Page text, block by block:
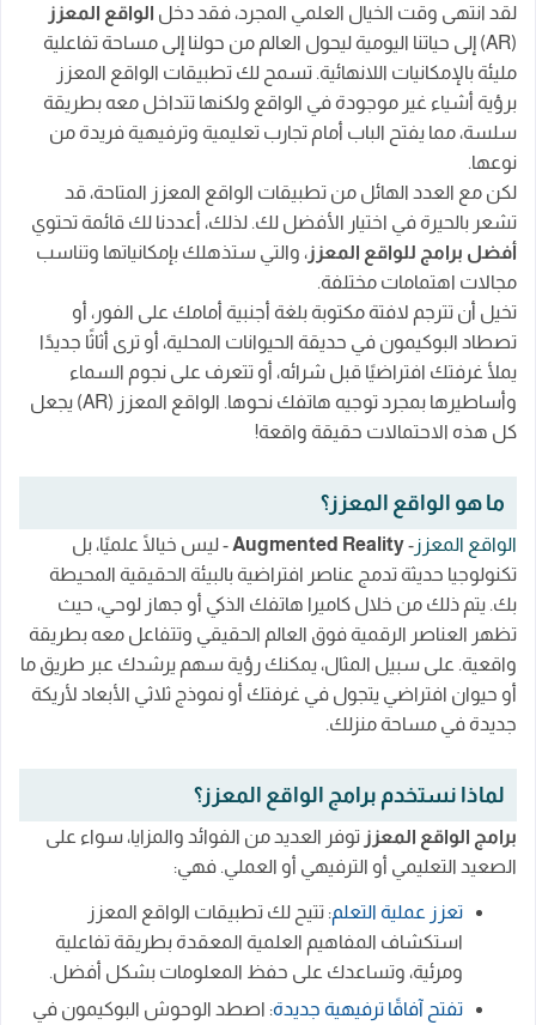
أفضل 5 تطبيقات للواقع المعزز: ابدأ رحلة تفاعلية مذهلة
1. تطبيق Google Translate: اقرأ العالم بلغتك
2. تطبيق Pokémon Go: أفضل برنامج للواقع المعزز
3. برنامج Houzz: صمم بيت أحلامك بكل سهولة
4. تطبيق Sky Map: اكتشف أسرار السماء ليلاً
5. تطبيق Snapchat: اضحك وعبّر عن نفسك بطريقة
مميزة
كيف تختار تطبيق الواقع المعزز المناسب لك؟
مستقبل الواقع المعزز: آفاق واسعة ومليئة بالإثارة
الأسئلة الشائعة عن برامج وتطبيقات الواقع المعزز
الخاتمة
لقد انتهى وقت الخيال العلمي المجرد، فقد دخل الواقع المعزز
(AR) إلى حياتنا اليومية ليحول العالم من حولنا إلى مساحة تفاعلية
مليئة بالإمكانيات اللانهائية. تسمح لك تطبيقات الواقع المعزز
برؤية أشياء غير موجودة في الواقع ولكنها تتداخل معه بطريقة
سلسة، مما يفتح الباب أمام تجارب تعليمية وترفيهية فريدة من
نوعها.
لكن مع العدد الهائل من تطبيقات الواقع المعزز المتاحة، قد
تشعر بالحيرة في اختيار الأفضل لك. لذلك، أعددنا لك قائمة تحتوي
أفضل برامج للواقع المعزز، والتي ستذهلك بإمكانياتها وتناسب
مجالات اهتمامات مختلفة.
تخيل أن تترجم لافتة مكتوبة بلغة أجنبية أمامك على الفور، أو
تصطاد البوكيمون في حديقة الحيوانات المحلية، أو ترى أثاثًا جديدًا
يملأ غرفتك افتراضيًا قبل شرائه، أو تتعرف على نجوم السماء
وأساطيرها بمجرد توجيه هاتفك نحوها. الواقع المعزز (AR) يجعل
كل هذه الاحتمالات حقيقة واقعة!
ما هو الواقع المعزز؟
الواقع المعزز -
Augmented Reality - ليس خيالًا علميًا، بل
تكنولوجيا حديثة تدمج عناصر افتراضية بالبيئة الحقيقية المحيطة
بك. يتم ذلك من خلال كاميرا هاتفك الذكي أو جهاز لوحي، حيث
تظهر العناصر الرقمية فوق العالم الحقيقي وتتفاعل معه بطريقة
واقعية. على سبيل المثال، يمكنك رؤية سهم يرشدك عبر طريق ما
أو حيوان افتراضي يتجول في غرفتك أو نموذج ثلاثي الأبعاد لأريكة
جديدة في مساحة منزلك.
لماذا نستخدم برامج الواقع المعزز؟
برامج الواقع المعزز توفر العديد من الفوائد والمزايا، سواء على
الصعيد التعليمي أو الترفيهي أو العملي. فهي:
تعزز عملية التعلم: تتيح لك تطبيقات الواقع المعزز
استكشاف المفاهيم العلمية المعقدة بطريقة تفاعلية
ومرئية، وتساعدك على حفظ المعلومات بشكل أفضل.
تفتح آفاقًا ترفيهية جديدة: اصطد الوحوش البوكيمون في